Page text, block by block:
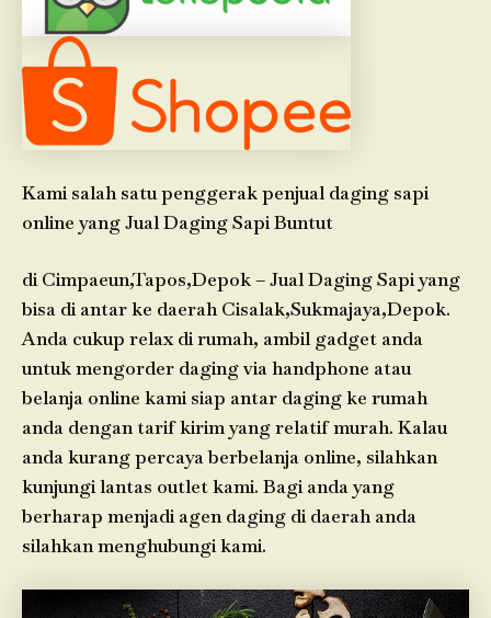
Kami salah satu penggerak penjual daging sapi
online yang Jual Daging Sapi Buntut
di Cimpaeun,Tapos,Depok – Jual Daging Sapi yang
bisa di antar ke daerah Cisalak,Sukmajaya,Depok.
Anda cukup relax di rumah, ambil gadget anda
untuk mengorder daging via handphone atau
belanja online kami siap antar daging ke rumah
anda dengan tarif kirim yang relatif murah. Kalau
anda kurang percaya berbelanja online, silahkan
kunjungi lantas outlet kami. Bagi anda yang
berharap menjadi agen daging di daerah anda
silahkan menghubungi kami.